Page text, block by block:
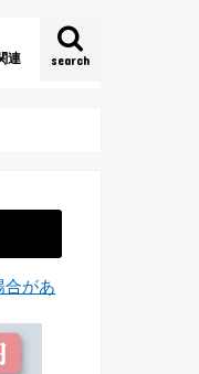
search
連
合があ